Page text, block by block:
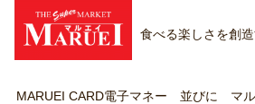
食べる楽しさを創
MARUEI CARD電子マネー 並びに マ